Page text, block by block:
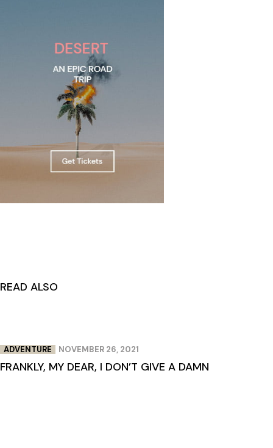
READ ALSO
ADVENTURE NOVEMBER 26, 2021
FRANKLY, MY DEAR, I DON’T GIVE A DAMN